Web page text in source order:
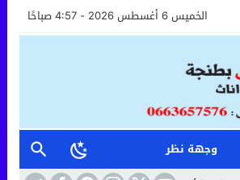
الخميس 6 أغسطس 2026 - 4:57 صباحًا
وجهة نظر